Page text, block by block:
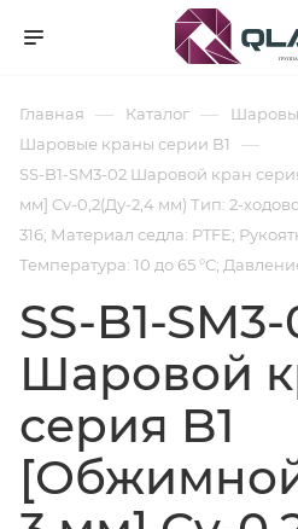
Главная — Каталог —
Шаровые краны серии В1 —
SS-B1-SM3-02 Шаровой кран
мм] Cv-0,2(Ду-2,4 мм) Тип: 2-
316; Материал седла: PTFE;
Температура: 10 до 65 °C;
SS-B1-
Шаровой
серия B1